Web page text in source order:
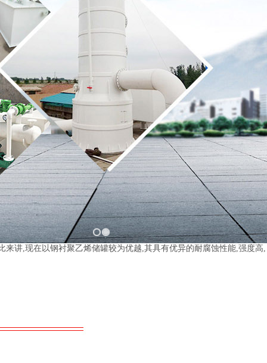
讲,现在以钢衬聚乙烯储罐较为优越,其具有优异的耐腐蚀性能,强度高,